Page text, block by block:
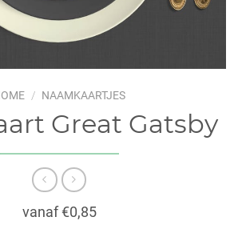
/ NAAMKAARTJES
Great Gatsby
vanaf €0,85